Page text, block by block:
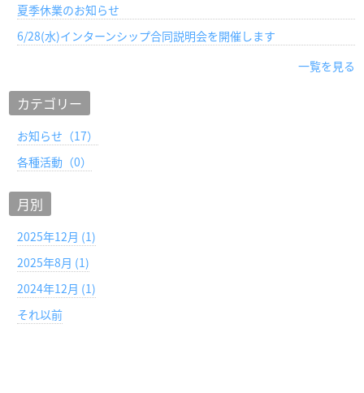
夏季休業のお知らせ
6/28(水)インターンシップ合同説明会を開催します
一覧を見る
カテゴリー
お知らせ（17）
各種活動（0）
月別
2025年12月 (1)
2025年8月 (1)
2024年12月 (1)
それ以前